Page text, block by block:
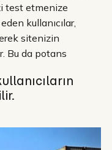
test etmenize
kullanıcılar,
sitenizin
Bu da potans